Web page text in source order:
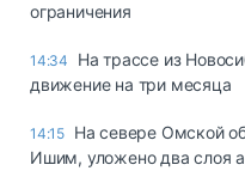
ограничения
14:34
На трассе из
движение на три месяца
14:15 На севере Омской
Ишим, уложено два слоя